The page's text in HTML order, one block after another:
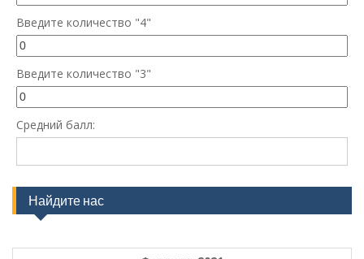
Введите количество "4"
Введите количество "3"
Средний балл:
Найдите нас